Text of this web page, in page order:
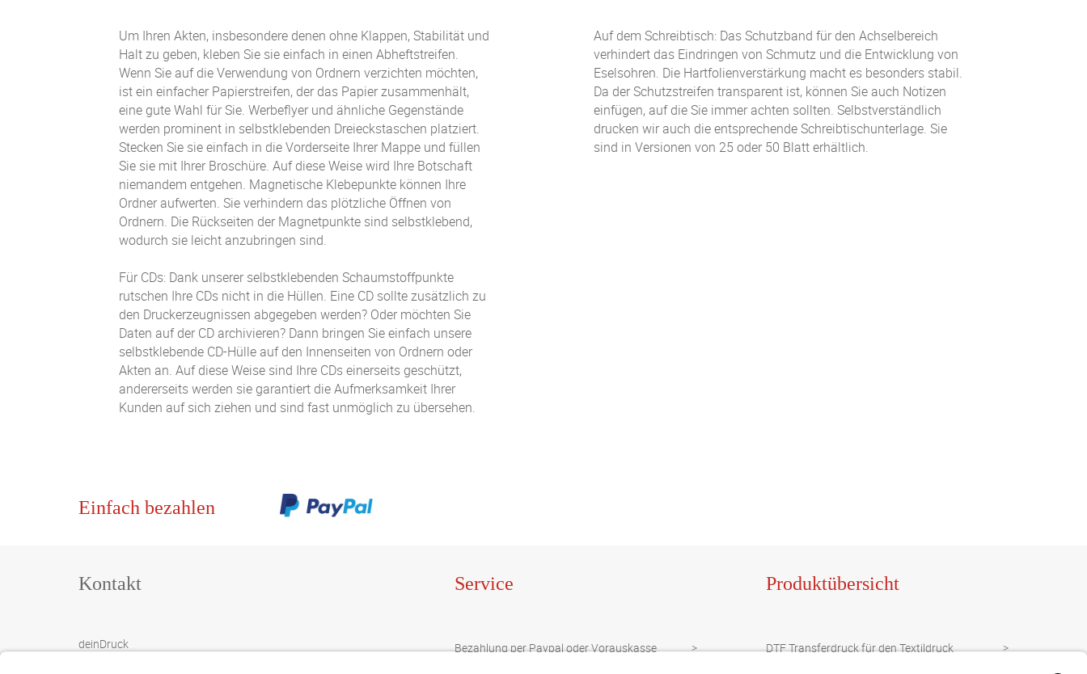
Um Ihren Akten, insbesondere denen ohne Klappen, Stabilität und
Halt zu geben, kleben Sie sie einfach in einen Abheftstreifen.
Wenn Sie auf die Verwendung von Ordnern verzichten möchten,
ist ein einfacher Papierstreifen, der das Papier zusammenhält,
eine gute Wahl für Sie. Werbeflyer und ähnliche Gegenstände
werden prominent in selbstklebenden Dreieckstaschen platziert.
Stecken Sie sie einfach in die Vorderseite Ihrer Mappe und füllen
Sie sie mit Ihrer Broschüre. Auf diese Weise wird Ihre Botschaft
niemandem entgehen. Magnetische Klebepunkte können Ihre
Ordner aufwerten. Sie verhindern das plötzliche Öffnen von
Ordnern. Die Rückseiten der Magnetpunkte sind selbstklebend,
wodurch sie leicht anzubringen sind.
Für CDs: Dank unserer selbstklebenden Schaumstoffpunkte
rutschen Ihre CDs nicht in die Hüllen. Eine CD sollte zusätzlich zu
den Druckerzeugnissen abgegeben werden? Oder möchten Sie
Daten auf der CD archivieren? Dann bringen Sie einfach unsere
selbstklebende CD-Hülle auf den Innenseiten von Ordnern oder
Akten an. Auf diese Weise sind Ihre CDs einerseits geschützt,
andererseits werden sie garantiert die Aufmerksamkeit Ihrer
Kunden auf sich ziehen und sind fast unmöglich zu übersehen.
Auf dem Schreibtisch: Das Schutzband für den Achselbereich
verhindert das Eindringen von Schmutz und die Entwicklung von
Eselsohren. Die Hartfolienverstärkung macht es besonders stabil.
Da der Schutzstreifen transparent ist, können Sie auch Notizen
einfügen, auf die Sie immer achten sollten. Selbstverständlich
drucken wir auch die entsprechende Schreibtischunterlage. Sie
sind in Versionen von 25 oder 50 Blatt erhältlich.
Einfach bezahlen
Kontakt
deinDruck
Produktübersicht
DTF Transferdruck für den Textildruck
Service
Bezahlung per Paypal oder Vorauskasse